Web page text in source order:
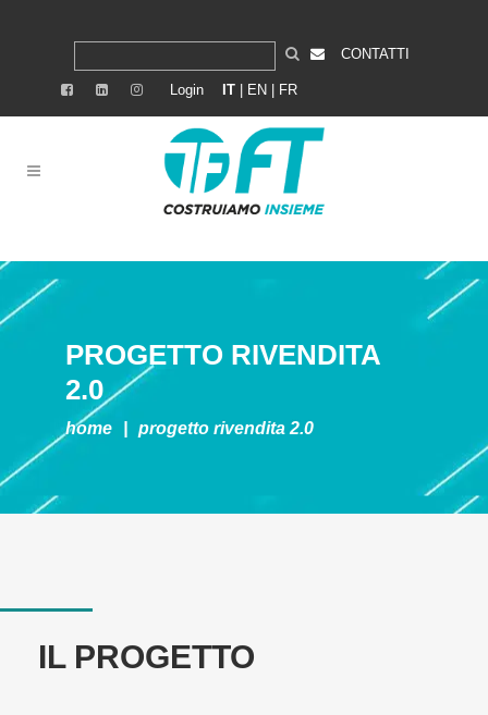
CONTATTI
Login IT EN FR
PROGETTO RIVENDITA
2.0
home progetto rivendita 2.0
IL PROGETTO